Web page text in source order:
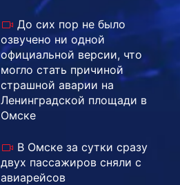
До сих пор не было
озвучено ни одной
официальной версии, что
могло стать причиной
страшной аварии на
Ленинградской площади в
Омске
В Омске за сутки сразу
двух пассажиров сняли с
авиарейсов